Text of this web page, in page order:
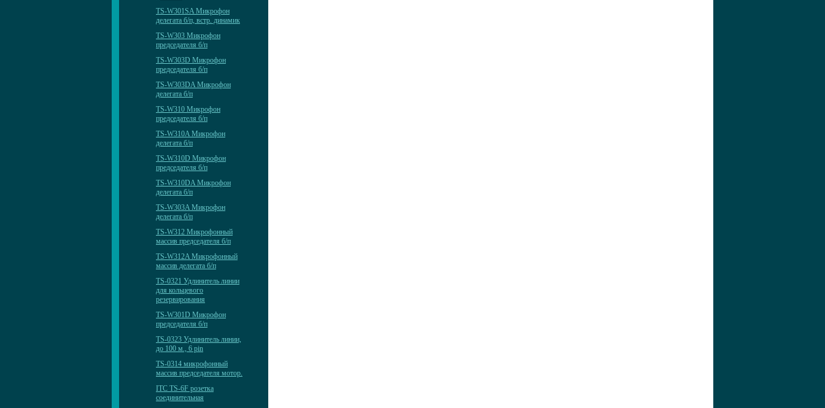
TS-W301SA Микрофон
делегата б/п, встр. динамик
TS-W303 Микрофон
председателя б/п
TS-W303D Микрофон
председателя б/п
TS-W303DA Микрофон
делегата б/п
TS-W310 Микрофон
председателя б/п
TS-W310A Микрофон
делегата б/п
TS-W310D Микрофон
председателя б/п
TS-W310DA Микрофон
делегата б/п
TS-W303A Микрофон
делегата б/п
TS-W312 Микрофонный
массив председателя б/п
TS-W312A Микрофонный
массив делегата б/п
TS-0321 Удлинитель линии
для кольцевого
резервирования
TS-W301D Микрофон
председателя б/п
TS-0323 Удлинитель линии,
до 100 м., 6 pin
TS-0314 микрофонный
массив председателя мотор.
ITC TS-6F розетка
соединительная